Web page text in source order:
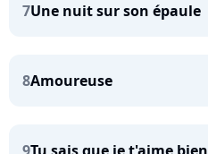
7Une nuit sur son épaule
8Amoureuse